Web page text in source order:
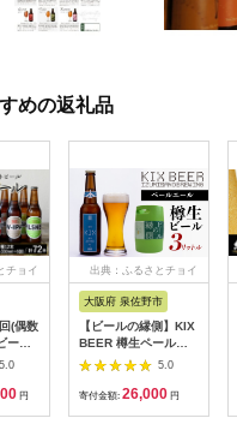
めの返礼品
チョイ
(偶数
ール
能
回)
5.0
円
出典：ふるさとチョイ
大阪府 泉佐野市
【ビールの縁側】KIX
BEER 樽生ペールエ
ール ３リットル（専
5.0
寄付金額: 26,000 円